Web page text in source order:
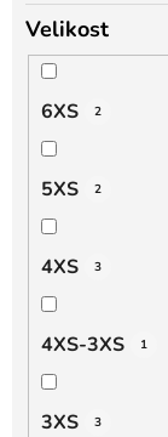
Velikost
6XS 2
5XS 2
4XS 3
4XS-3XS 1
3XS 3